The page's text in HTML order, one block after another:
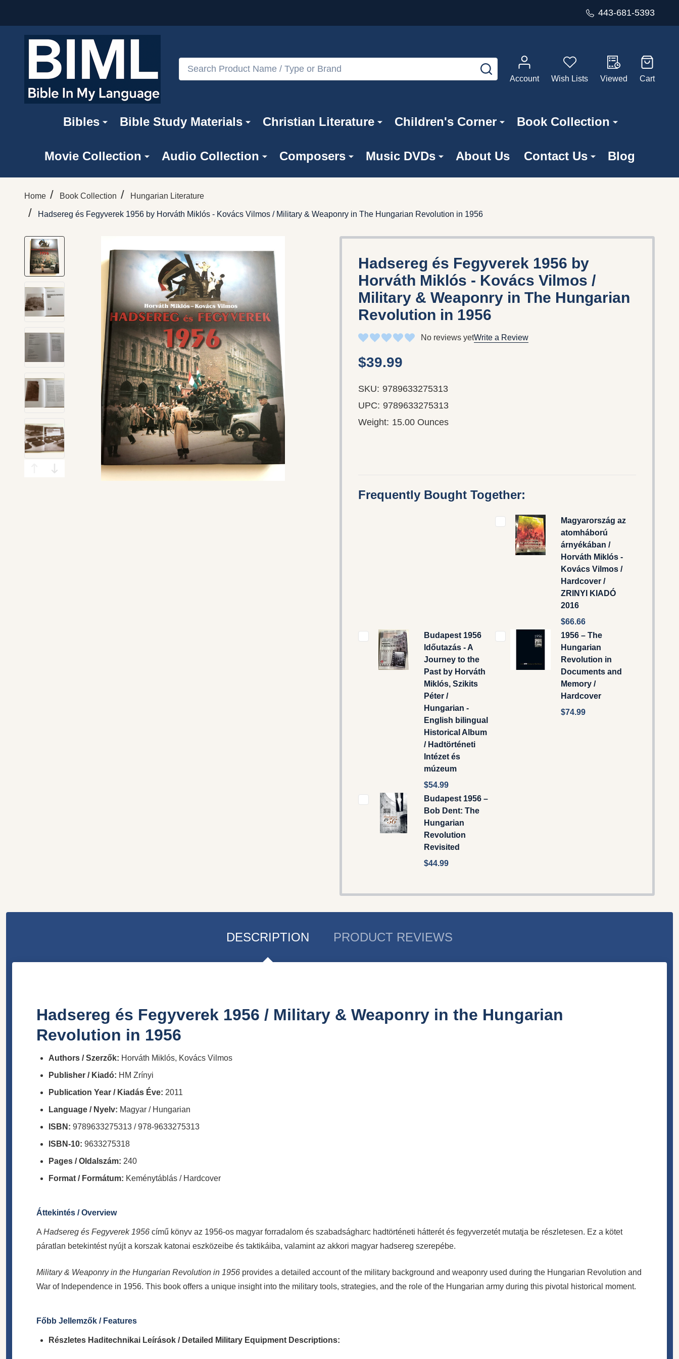
443-681-5393
Search
SEARCH
Account
Wish Lists Viewed Cart
Bibles Bible Study Materials Christian Literature Children's Corner Book Collection
Movie Collection Audio Collection Composers Music DVDs About Us Contact Us Blog
Home / Book Collection / Hungarian Literature
/ Hadsereg és Fegyverek 1956 by Horváth Miklós - Kovács Vilmos / Military & Weaponry in The Hungarian Revolution in 1956
Hadsereg és Fegyverek 1956 by
Horváth Miklós - Kovács Vilmos /
Military & Weaponry in The Hungarian
Revolution in 1956
No reviews yetWrite a Review
$39.99
SKU: 9789633275313
UPC: 9789633275313
Weight: 15.00 Ounces
Frequently Bought Together:
Magyarország az
atomháború
árnyékában /
Horváth Miklós -
Kovács Vilmos /
Hardcover /
ZRINYI KIADÓ
2016
$66.66
Budapest 1956
Időutazás - A
Journey to the
Past by Horváth
Miklós, Szikits
Péter /
Hungarian -
English bilingual
Historical Album
/ Hadtörténeti
Intézet és
múzeum
$54.99
1956 – The
Hungarian
Revolution in
Documents and
Memory /
Hardcover
$74.99
Budapest 1956 –
Bob Dent: The
Hungarian
Revolution
Revisited
$44.99
DESCRIPTION PRODUCT REVIEWS
Hadsereg és Fegyverek 1956 / Military & Weaponry in the Hungarian
Revolution in 1956
Authors / Szerzők: Horváth Miklós, Kovács Vilmos
Publisher / Kiadó: HM Zrínyi
Publication Year / Kiadás Éve: 2011
Language / Nyelv: Magyar / Hungarian
ISBN: 9789633275313 / 978-9633275313
ISBN-10: 9633275318
Pages / Oldalszám: 240
Format / Formátum: Keménytáblás / Hardcover
Áttekintés / Overview
A Hadsereg és Fegyverek 1956 című könyv az 1956-os magyar forradalom és szabadságharc hadtörténeti hátterét és fegyverzetét mutatja be részletesen. Ez a kötet
páratlan betekintést nyújt a korszak katonai eszközeibe és taktikáiba, valamint az akkori magyar hadsereg szerepébe.
Military & Weaponry in the Hungarian Revolution in 1956 provides a detailed account of the military background and weaponry used during the Hungarian Revolution and
War of Independence in 1956. This book offers a unique insight into the military tools, strategies, and the role of the Hungarian army during this pivotal historical moment.
Főbb Jellemzők / Features
Részletes Haditechnikai Leírások / Detailed Military Equipment Descriptions: